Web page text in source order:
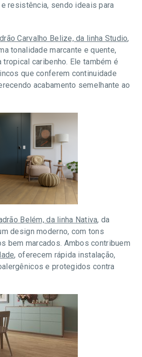
resistência, sendo ideais para
Carvalho Belize, da linha Studio,
tonalidade marcante e quente,
caribenho. Ele também é
que conferem continuidade
acabamento semelhante ao
Belém, da linha Nativa, da
design moderno, com tons
bem marcados. Ambos contribuem
, oferecem rápida instalação,
e protegidos contra